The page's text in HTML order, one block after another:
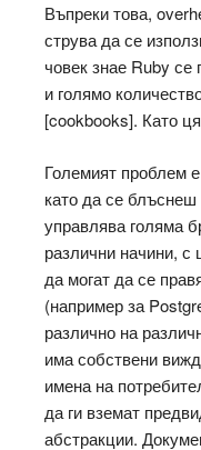
Въпреки това,
струва да се
човек знае Ruby се
и голямо
[cookbooks]. Като
Големият проблем
като да се
управлява голяма
различни начини, с
да могат да се
(например за
различно на
има собствени
имена на
да ги вземат
абстракции.